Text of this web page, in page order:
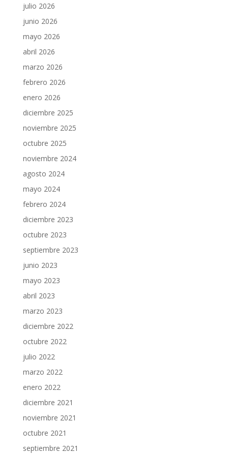
julio 2026
junio 2026
mayo 2026
abril 2026
marzo 2026
febrero 2026
enero 2026
diciembre 2025
noviembre 2025
octubre 2025
noviembre 2024
agosto 2024
mayo 2024
febrero 2024
diciembre 2023
octubre 2023
septiembre 2023
junio 2023
mayo 2023
abril 2023
marzo 2023
diciembre 2022
octubre 2022
julio 2022
marzo 2022
enero 2022
diciembre 2021
noviembre 2021
octubre 2021
septiembre 2021